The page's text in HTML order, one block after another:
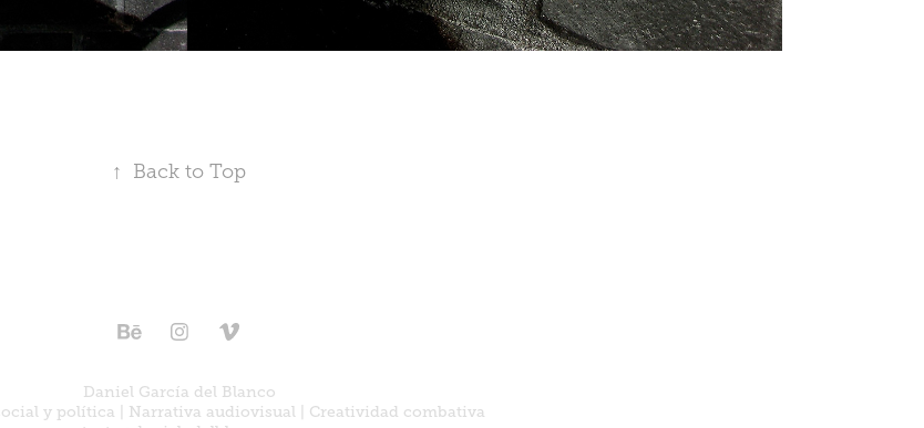
↑ Back to Top
Daniel García del Blanco
y política | Narrativa audiovisual | Creatividad combativa